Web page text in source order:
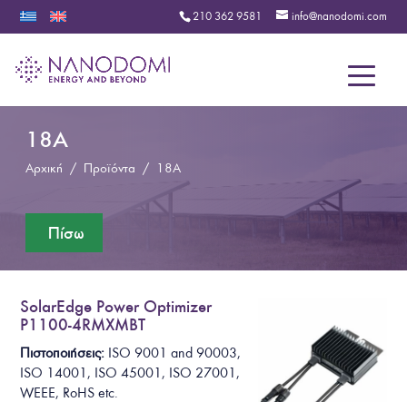
210 362 9581 info@nanodomi.com
18A
Αρχική / Προϊόντα / 18A
SolarEdge Power Optimizer
P1100-4RMXMBT
Πιστοποιήσεις: ISO 9001 and 90003,
ISO 14001, ISO 45001, ISO 27001,
WEEE, RoHSetc.